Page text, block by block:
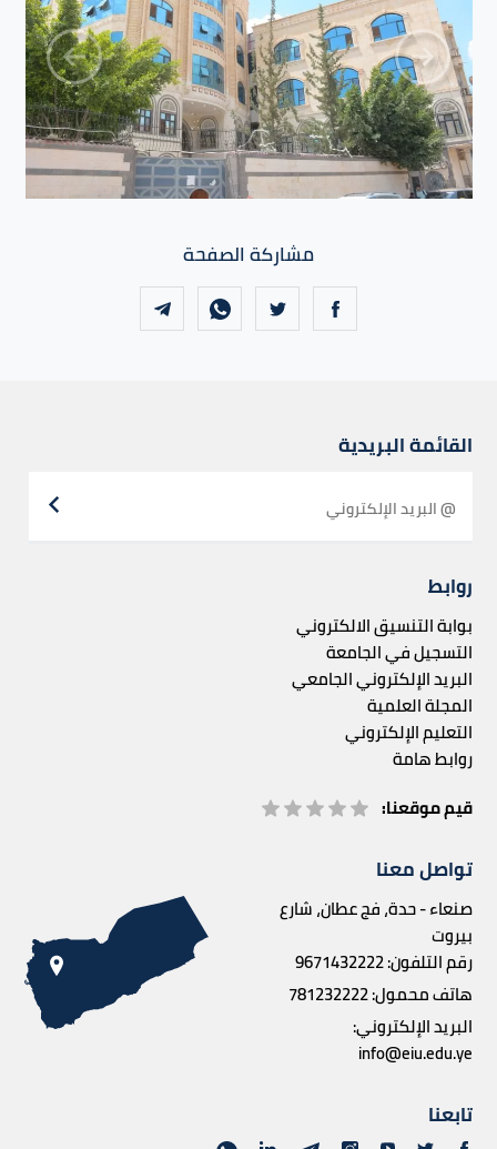
مشاركة الصفحة
القائمة البريدية
روابط
بوابة التنسيق الالكتروني
التسجيل في الجامعة
البريد الإلكتروني الجامعي
المجلة العلمية
التعليم الإلكتروني
روابط هامة
قيم موقعنا:
تواصل معنا
صنعاء - حدة، فج عطان، شارع
بيروت
رقم التلفون:9671432222
هاتف محمول:781232222
البريد الإلكتروني:
info@eiu.edu.ye
تابعنا